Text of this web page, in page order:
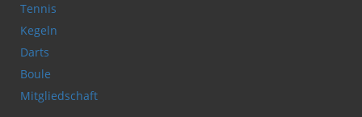
Tennis
Kegeln
Darts
Boule
Mitgliedschaft